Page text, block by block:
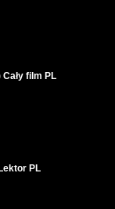
film PL
PL